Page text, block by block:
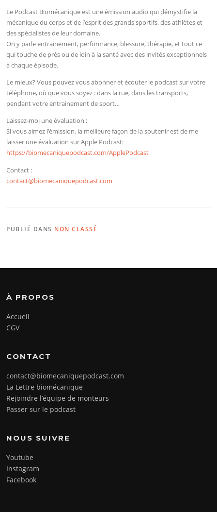
Le Podcast Biomécanique est une émission audio qui démystifie la
mécanique du corps et de l’esprit des grands sportifs, des athlètes et
des spécialistes de leur domaine.
On y parle entrainement, performance, blessure, thérapie, et tout ce
qui touche de près ou de loin à la santé avec des invités exceptionnels
à chaque épisode.
Le mieux? Vous pouvez vous abonner et écouter le podcast sur votre
téléphone, où que vous soyez : dans la rue, dans les transports,
pendant votre entrainement de sport…
Laissez-moi une évaluation :
Si vous aimez l’émission, la meilleure façon de la soutenir est de me
laisser une évaluation sur Apple Podcast:
https://biomecaniquepodcast.com/ApplePodcast
Contact :
contact@biomecaniquepodcast.com
PUBLIÉ DANS NON CLASSÉ
À PROPOS
Accueil
CGV
CONTACT
contact@biomecaniquepodcast.com
La Lettre biomécanique
Rejoindre l’équipe de monteurs
Passer sur le podcast
NOUS SUIVRE
Youtube
Instagram
Facebook